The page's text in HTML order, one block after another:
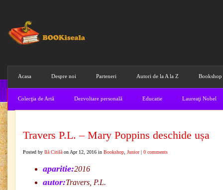
Acasa Despre noi Parteneri Autori de la A la Z Bookshop
Colecţia de Artă Dezvoltare personală Educatie Laureaţi Nobel
Travers P.L. – Mary Poppins deschide ușa
Posted by Ilă Citilă on Apr 12, 2016 in Bookshop Junior| 0 comments
aparitie:2016
autor:Travers, P.L.